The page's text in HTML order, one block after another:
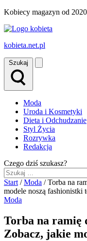
Przejdź
treści
Kobiecy magazyn od
kobieta.net.pl
Szukaj
menu
Moda
Uroda i Kosmetyki
Dieta i Odchudzanie
Styl Życia
Rozrywka
Redakcja
Czego dziś szukasz?
Szukaj:
Start /Moda /Torba na
modele noszą fashionistki
Moda
Torba na ramię
Zobacz, jakie